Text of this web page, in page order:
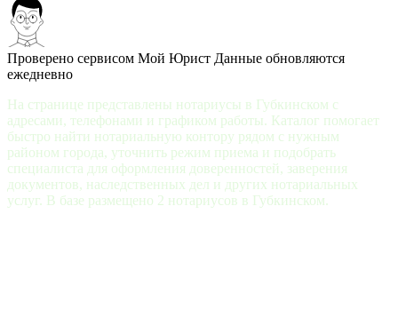
Проверено сервисом Мой Юрист Данные обновляются
ежедневно
На странице представлены нотариусы в Губкинском с
адресами, телефонами и графиком работы. Каталог помогает
быстро найти нотариальную контору рядом с нужным
районом города, уточнить режим приема и подобрать
специалиста для оформления доверенностей, заверения
документов, наследственных дел и других нотариальных
услуг. В базе размещено 2 нотариусов в Губкинском.